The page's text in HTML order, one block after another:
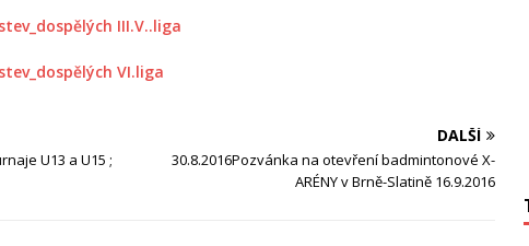
III.V..liga
VI.liga
U13 a U15 ;
DALŠÍ
30.8.2016Pozvánka na otevření badmintonové X-
ARÉNY v Brně-Slatině 16.9.2016